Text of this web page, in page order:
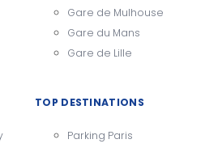
Gare de Mulhouse
Gare du Mans
Gare de Lille
TOP DESTINATIONS
Parking Paris